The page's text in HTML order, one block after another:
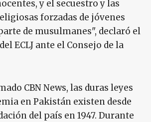
y el secuestro y las
forzadas de jóvenes
de musulmanes", declaró el
ECLJ ante el Consejo de la
CBN News, las duras leyes
en Pakistán existen desde
del país en 1947. Durante